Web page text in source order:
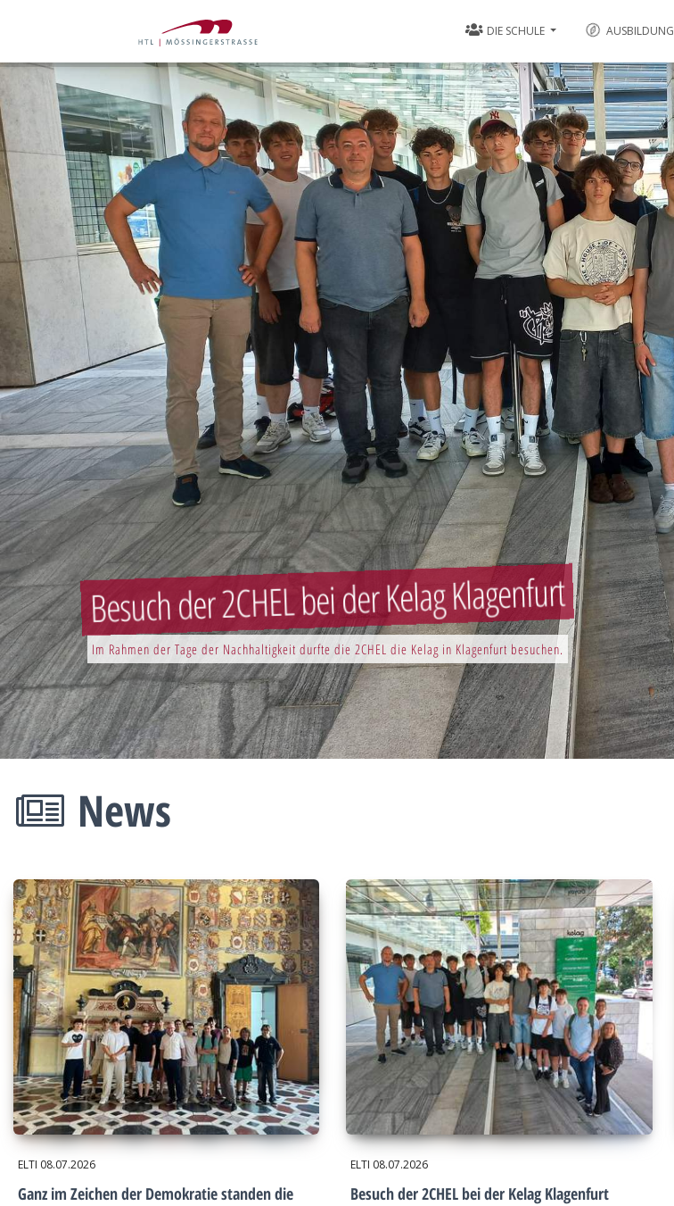
DIE SCHULE AUSBILDUNG
Im Rahmen der Tage der Nachhaltigkeit durfte die 2CHEL die Kelag in Klagenfurt besuchen.
Besuch der 2CHEL bei der Kelag Klagenfurt
News
ELTI 08.07.2026
Ganz im Zeichen der Demokratie standen die
ELTI 08.07.2026
Besuch der 2CHEL bei der Kelag Klagenfurt